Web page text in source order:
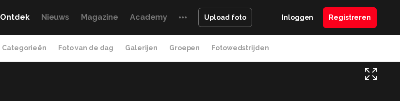
Ontdek Nieuws Magazine Academy Upload foto Inloggen Registreren
Categorieën Foto van de dag Galerijen Groepen Fotowedstrijden